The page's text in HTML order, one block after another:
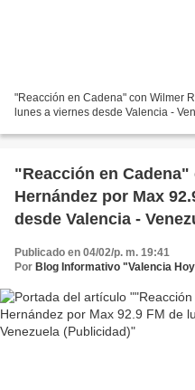
"Reacción en Cadena" con Wilmer
lunes a viernes desde Valencia -
"Reacción en Cadena"
Hernández por Max
desde Valencia -
Publicado en 04/02/p. m. 19:41
Por Blog Informativo "Valencia